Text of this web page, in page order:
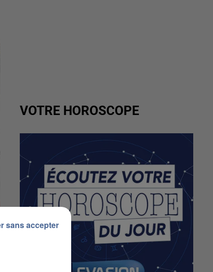
VOTRE HOROSCOPE
sans accepter